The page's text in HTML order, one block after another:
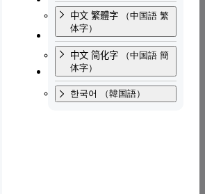
中文 繁體字
体字）
中文 简化字
体字）
한국어 （韓国語）
お問い合わせ
寄附・ご支援
その関係の皆様に心よりお見舞い申
り今後の学生生活に支障を来たす恐
り添ってボランティア活動に参加し
、場合によっては災害復旧の妨げと